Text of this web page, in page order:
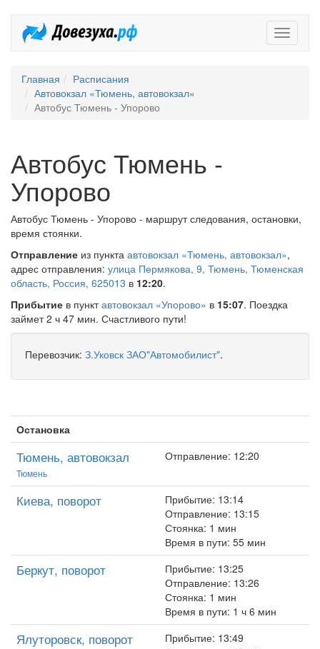
Главная
Расписания
Автовокзал «Тюмень, автовокзал»
Автобус Тюмень - Упорово
Автобус Тюмень -
Упорово
Автобус Тюмень - Упорово - маршрут следования, остановки,
время стоянки.
Отправление из пункта автовокзал «Тюмень, автовокзал»,
адрес отправления: улица Пермякова, 9, Тюмень, Тюменская
область, Россия, 625013 в 12:20.
Прибытие в пунктавтовокзал «Упорово» в 15:07. Поездка
займет 2 ч 47 мин. Счастливого пути!
Перевозчик: З.Уковск ЗАО"Автомобилист".
Остановка
Тюмень, автовокзал
Тюмень
Отправление: 12:20
Киева, поворот
Прибытие: 13:14
Отправление: 13:15
Стоянка: 1 мин
Время в пути: 55 мин
Беркут, поворот
Прибытие: 13:25
Отправление: 13:26
Стоянка: 1 мин
Время в пути: 1 ч 6 мин
Ялуторовск, поворот
Прибытие: 13:49